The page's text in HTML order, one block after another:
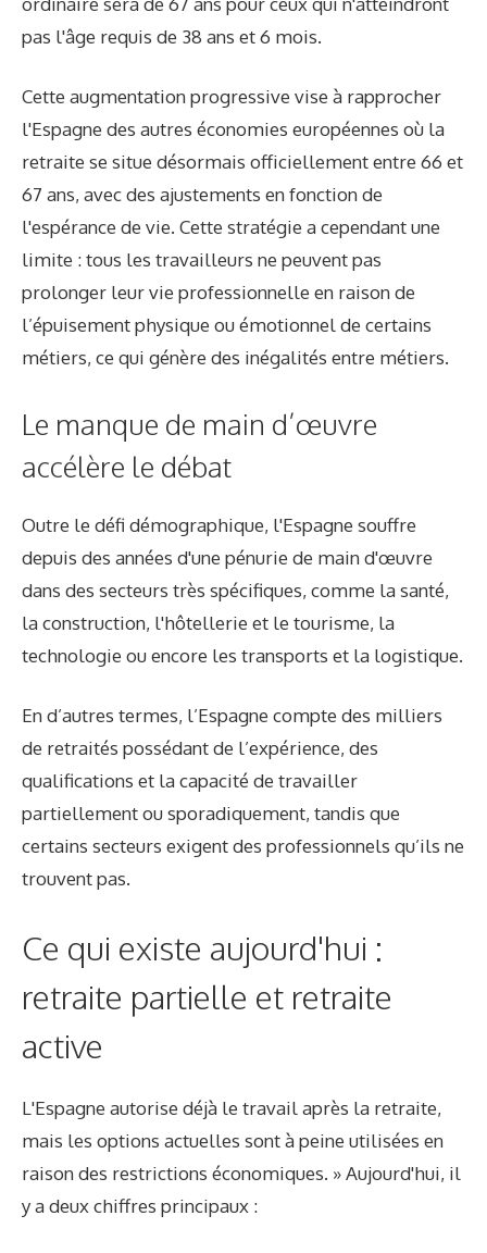
pas l'âge requis de 38 ans et 6 mois.
Cette augmentation progressive vise à rapprocher
l'Espagne des autres économies européennes où la
retraite se situe désormais officiellement entre 66 et
67 ans, avec des ajustements en fonction de
l'espérance de vie. Cette stratégie a cependant une
limite : tous les travailleurs ne peuvent pas
prolonger leur vie professionnelle en raison de
l’épuisement physique ou émotionnel de certains
métiers, ce qui génère des inégalités entre métiers.
Le manque de main d’œuvre
accélère le débat
Outre le défi démographique, l'Espagne souffre
depuis des années d'une pénurie de main d'œuvre
dans des secteurs très spécifiques, comme la santé,
la construction, l'hôtellerie et le tourisme, la
technologie ou encore les transports et la logistique.
En d’autres termes, l’Espagne compte des milliers
de retraités possédant de l’expérience, des
qualifications et la capacité de travailler
partiellement ou sporadiquement, tandis que
certains secteurs exigent des professionnels qu’ils ne
trouvent pas.
Ce qui existe aujourd'hui :
retraite partielle et retraite
active
L'Espagne autorise déjà le travail après la retraite,
mais les options actuelles sont à peine utilisées en
raison des restrictions économiques. » Aujourd'hui, il
y a deux chiffres principaux :